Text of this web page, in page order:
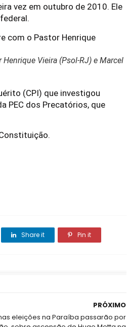
vez em outubro de 2010. Ele
Vieira (Psol-RJ) e Marcel
(CPI) que investigou
PEC dos Precatórios, que
Share it Pin it
PRÓXIMO
eleições na Paraíba passarão por